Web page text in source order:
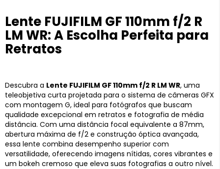
Lente FUJIFILM GF 110mm f/2 R
LM WR: A Escolha Perfeita para
Retratos
Descubra a Lente FUJIFILM GF 110mm f/2 R LM WR, uma
teleobjetiva curta projetada para o sistema de câmeras GFX
com montagem G, ideal para fotógrafos que buscam
qualidade excepcional em retratos e fotografia de média
distância. Com uma distância focal equivalente a 87mm,
abertura máxima de f/2 e construção óptica avançada,
essa lente combina desempenho superior com
versatilidade, oferecendo imagens nítidas, cores vibrantes e
um bokeh cremoso que eleva suas fotografias a outro nível.